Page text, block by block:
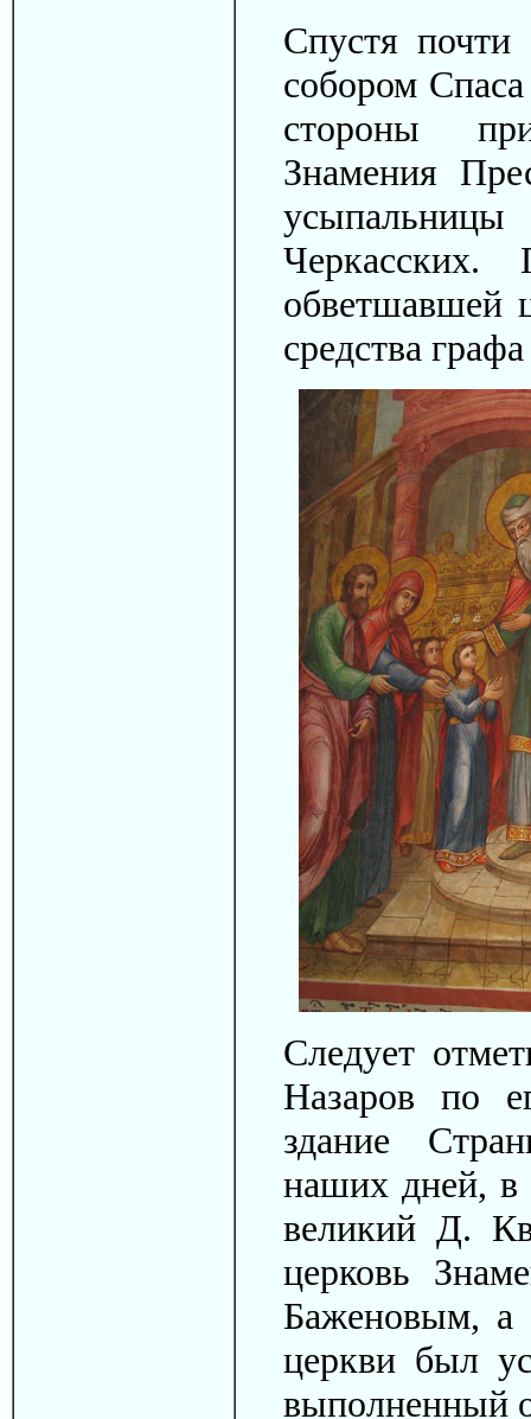
Спустя
собором
стороны
Знамения
обветшавшей
средства
Следует
Назаров по
здание
наших дней, в
великий Д.
церковь
Баженовым, а
церкви был
выполненный